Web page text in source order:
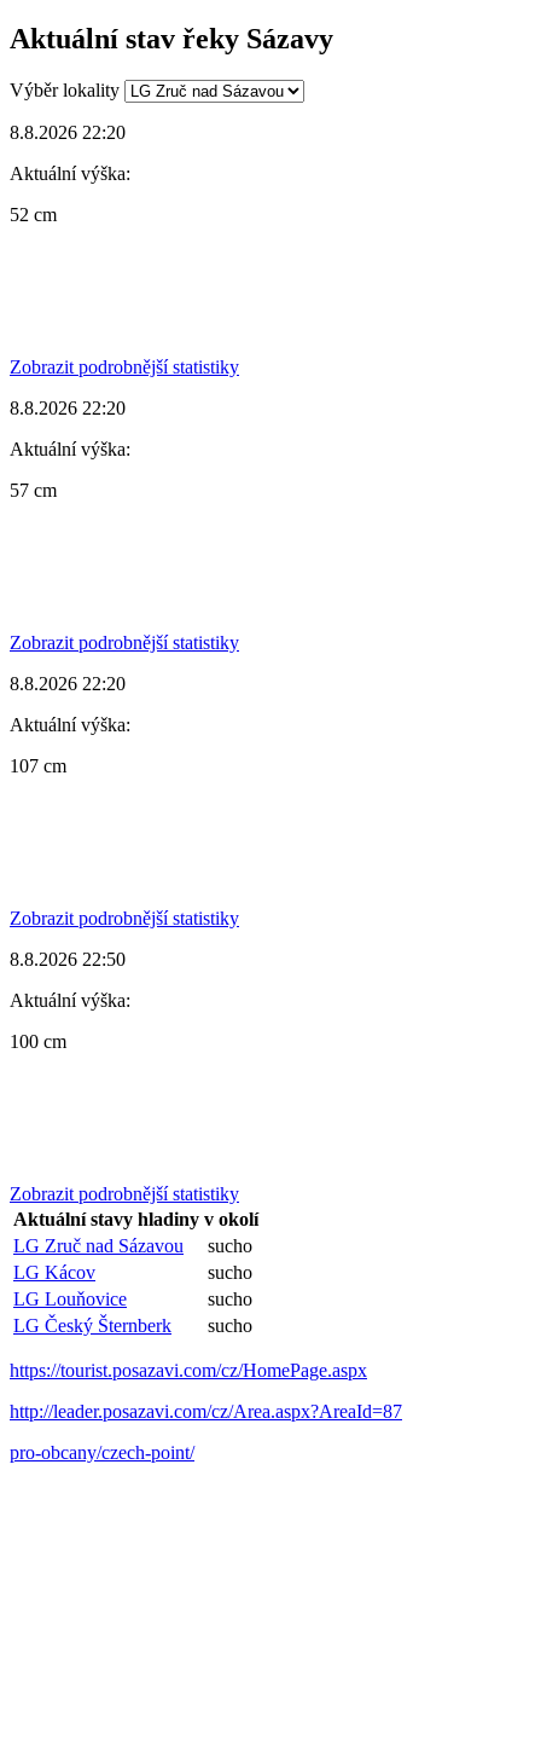
Aktuální stav řeky Sázavy
Výběr lokality
8.8.2026 22:20
Aktuální výška:
52 cm
Zobrazit podrobnější statistiky
8.8.2026 22:20
Aktuální výška:
57 cm
Zobrazit podrobnější statistiky
8.8.2026 22:20
Aktuální výška:
107 cm
Zobrazit podrobnější statistiky
8.8.2026 22:50
Aktuální výška:
100 cm
Zobrazit podrobnější statistiky
Aktuální stavy hladiny v okolí
LG Zruč nad Sázavou
sucho
LG Kácov
sucho
LG Louňovice
sucho
LG Český Šternberk
sucho
https://tourist.posazavi.com/cz/HomePage.aspx
http://leader.posazavi.com/cz/Area.aspx?AreaId=87
pro-obcany/czech-point/